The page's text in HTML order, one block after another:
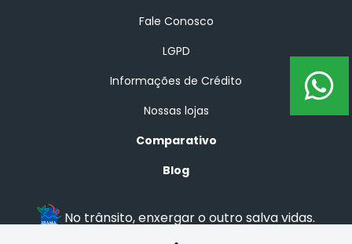
Fale Conosco
LGPD
Informações de Crédito
Nossas lojas
Comparativo
Blog
No trânsito, enxergar o outro salva vidas.